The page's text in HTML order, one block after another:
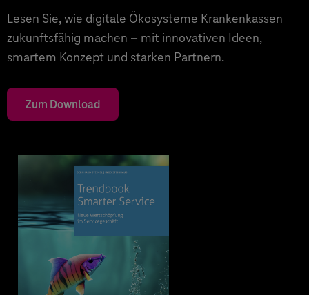
Lesen Sie, wie digitale Ökosysteme Krankenkassen
zukunftsfähig machen – mit innovativen Ideen,
smartem Konzept und starken Partnern.
Zum Download